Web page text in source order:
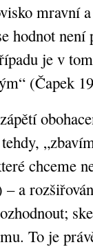
mravní
hodnot není
je v
(Čapek
chceme
– a
To je